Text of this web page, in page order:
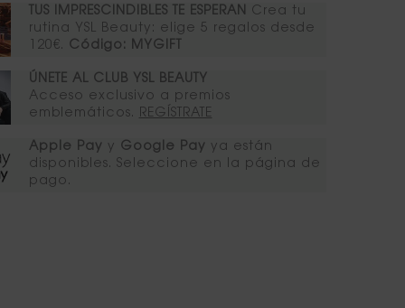
TUS IMPRESCINDIBLES TE ESPERAN Crea tu
rutina YSL Beauty: elige 5 regalos desde
120€. Código: MYGIFT
ÚNETE AL CLUB YSL BEAUTY​
Acceso exclusivo a premios
emblemáticos.​ REGÍSTRATE​​
Apple Pay y Google Pay ya están
disponibles. Seleccione en la página de
pago.​